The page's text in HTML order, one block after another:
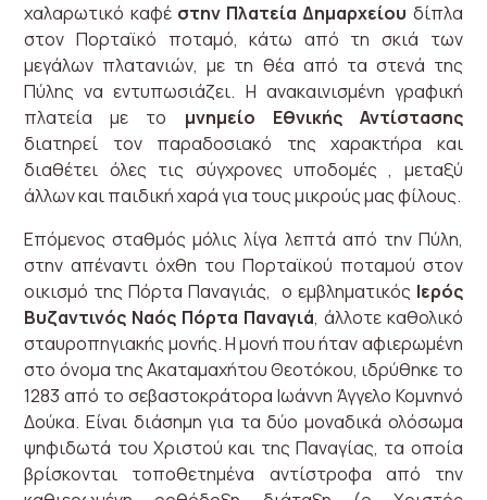
χαλαρωτικό καφέ στην Πλατεία Δημαρχείου δίπλα
στον Πορταϊκό ποταμό, κάτω από τη σκιά των
μεγάλων πλατανιών, με τη θέα από τα στενά της
Πύλης να εντυπωσιάζει. Η ανακαινισμένη γραφική
πλατεία με το μνημείο Εθνικής Αντίστασης
διατηρεί τον παραδοσιακό της χαρακτήρα και
διαθέτει όλες τις σύγχρονες υποδομές , μεταξύ
άλλων και παιδική χαρά για τους μικρούς μας φίλους.
Επόμενος σταθμός μόλις λίγα λεπτά από την Πύλη,
στην απέναντι όχθη του Πορταϊκού ποταμού στον
οικισμό της Πόρτα Παναγιάς, ο εμβληματικός Ιερός
Βυζαντινός Ναός Πόρτα Παναγιά, άλλοτε καθολικό
σταυροπηγιακής μονής. Η μονή που ήταν αφιερωμένη
στο όνομα της Ακαταμαχήτου Θεοτόκου, ιδρύθηκε το
1283 από το σεβαστοκράτορα Ιωάννη Άγγελο Κομνηνό
Δούκα. Είναι διάσημη για τα δύο μοναδικά ολόσωμα
ψηφιδωτά του Χριστού και της Παναγίας, τα οποία
βρίσκονται τοποθετημένα αντίστροφα από την